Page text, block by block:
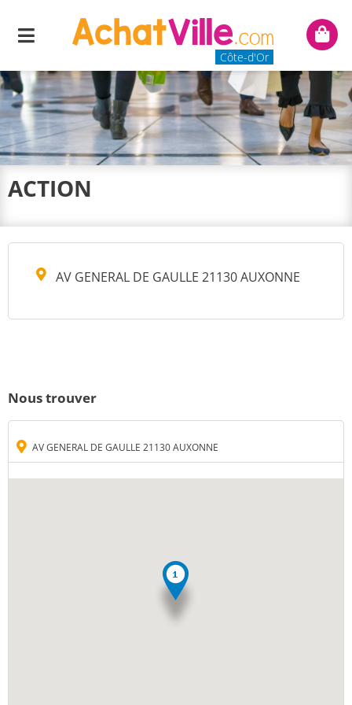
Menu
Côte-d'Or
Mon
ACTION
AV GENERAL DE GAULLE 21130 AUXONNE
Nous trouver
AV GENERAL DE GAULLE 21130 AUXONNE